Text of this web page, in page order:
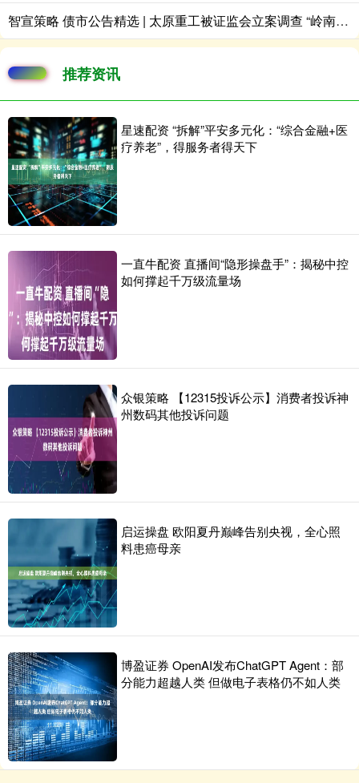
智宣策略 债市公告精选 | 太原重工被证监会立案调查 “岭南转债”拟于7月31日发放第二期偿付资金
推荐资讯
星速配资 “拆解”平安多元化：“综合金融+医
疗养老”，得服务者得天下
一直牛配资 直播间“隐形操盘手”：揭秘中控
如何撑起千万级流量场
众银策略 【12315投诉公示】消费者投诉神
州数码其他投诉问题
启运操盘 欧阳夏丹巅峰告别央视，全心照
料患癌母亲
博盈证券 OpenAI发布ChatGPT Agent：部
分能力超越人类 但做电子表格仍不如人类